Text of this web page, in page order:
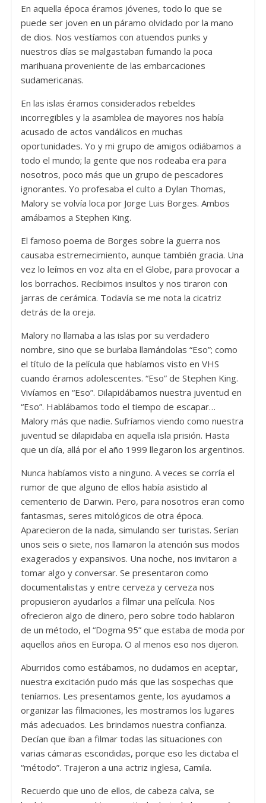
En aquella época éramos jóvenes, todo lo que se
puede ser joven en un páramo olvidado por la mano
de dios. Nos vestíamos con atuendos punks y
nuestros días se malgastaban fumando la poca
marihuana proveniente de las embarcaciones
sudamericanas.
En las islas éramos considerados rebeldes
incorregibles y la asamblea de mayores nos había
acusado de actos vandálicos en muchas
oportunidades. Yo y mi grupo de amigos odiábamos a
todo el mundo; la gente que nos rodeaba era para
nosotros, poco más que un grupo de pescadores
ignorantes. Yo profesaba el culto a Dylan Thomas,
Malory se volvía loca por Jorge Luis Borges. Ambos
amábamos a Stephen King.
El famoso poema de Borges sobre la guerra nos
causaba estremecimiento, aunque también gracia. Una
vez lo leímos en voz alta en el Globe, para provocar a
los borrachos. Recibimos insultos y nos tiraron con
jarras de cerámica. Todavía se me nota la cicatriz
detrás de la oreja.
Malory no llamaba a las islas por su verdadero
nombre, sino que se burlaba llamándolas “Eso”; como
el título de la película que habíamos visto en VHS
cuando éramos adolescentes. “Eso” de Stephen King.
Vivíamos en “Eso”. Dilapidábamos nuestra juventud en
“Eso”. Hablábamos todo el tiempo de escapar…
Malory más que nadie. Sufríamos viendo como nuestra
juventud se dilapidaba en aquella isla prisión. Hasta
que un día, allá por el año 1999 llegaron los argentinos.
Nunca habíamos visto a ninguno. A veces se corría el
rumor de que alguno de ellos había asistido al
cementerio de Darwin. Pero, para nosotros eran como
fantasmas, seres mitológicos de otra época.
Aparecieron de la nada, simulando ser turistas. Serían
unos seis o siete, nos llamaron la atención sus modos
exagerados y expansivos. Una noche, nos invitaron a
tomar algo y conversar. Se presentaron como
documentalistas y entre cerveza y cerveza nos
propusieron ayudarlos a filmar una película. Nos
ofrecieron algo de dinero, pero sobre todo hablaron
de un método, el “Dogma 95” que estaba de moda por
aquellos años en Europa. O al menos eso nos dijeron.
Aburridos como estábamos, no dudamos en aceptar,
nuestra excitación pudo más que las sospechas que
teníamos. Les presentamos gente, los ayudamos a
organizar las filmaciones, les mostramos los lugares
más adecuados. Les brindamos nuestra confianza.
Decían que iban a filmar todas las situaciones con
varias cámaras escondidas, porque eso les dictaba el
“método”. Trajeron a una actriz inglesa, Camila.
Recuerdo que uno de ellos, de cabeza calva, se